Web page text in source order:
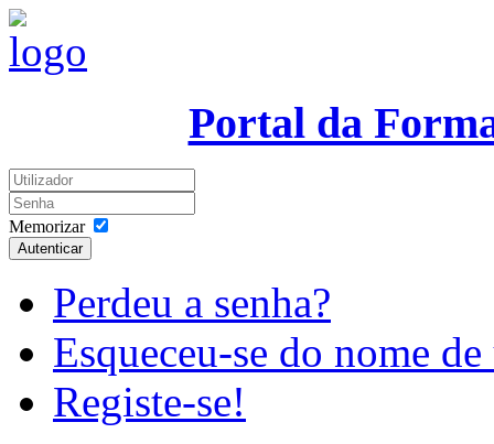
Portal da
Memorizar
Autenticar
Perdeu a senha?
Esqueceu-se do nome
Registe-se!